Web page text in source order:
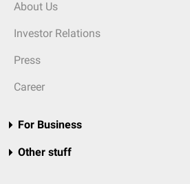
About Us
Investor Relations
Press
Career
For Business
Other stuff